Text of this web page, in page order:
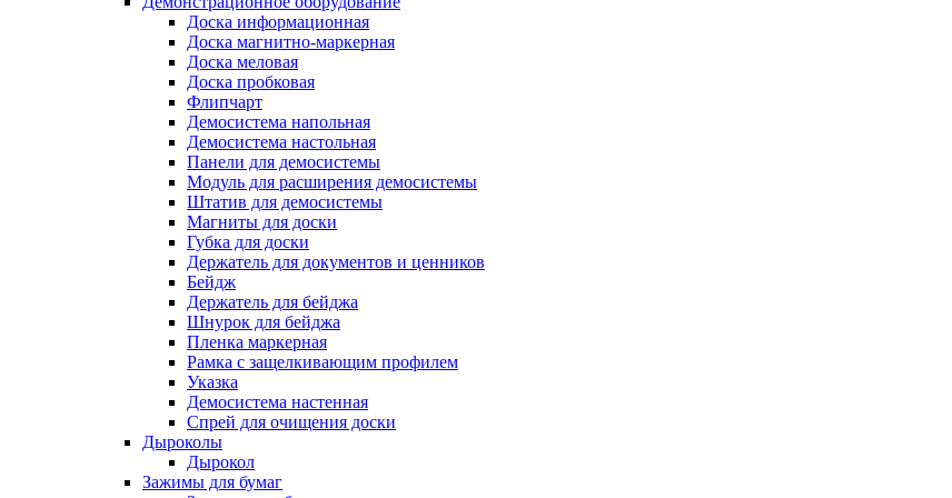
Доска информационная
Доска магнитно-маркерная
Доска меловая
Доска пробковая
Флипчарт
Демосистема напольная
Демосистема настольная
Панели для демосистемы
Модуль для расширения демосистемы
Штатив для демосистемы
Магниты для доски
Губка для доски
Держатель для документов и ценников
Бейдж
Держатель для бейджа
Шнурок для бейджа
Пленка маркерная
Рамка с защелкивающим профилем
Указка
Демосистема настенная
Спрей для очищения доски
Дыроколы
Дырокол
Зажимы для бумаг